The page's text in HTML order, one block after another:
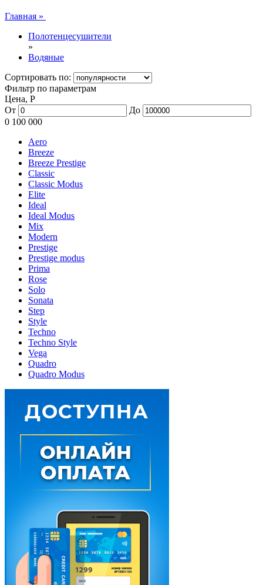
Главная »
Полотенцесушители
»
Водяные
Сортировать по:
Фильтр по параметрам
Цена, Р
От
До
0 100 000
Aero
Breeze
Breeze Prestige
Classic
Classic Modus
Elite
Ideal
Ideal Modus
Mix
Modern
Prestige
Prestige modus
Prima
Rose
Solo
Sonata
Step
Style
Techno
Techno Style
Vega
Quadro
Quadro Modus